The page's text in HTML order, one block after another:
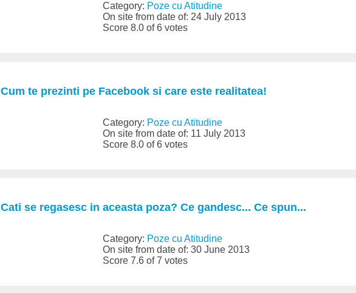
Category: Poze cu Atitudine
On site from date of: 24 July 2013
Score 8.0 of 6 votes
Cum te prezinti pe Facebook si care este realitatea!
Category: Poze cu Atitudine
On site from date of: 11 July 2013
Score 8.0 of 6 votes
Cati se regasesc in aceasta poza? Ce gandesc... Ce spun...
Category: Poze cu Atitudine
On site from date of: 30 June 2013
Score 7.6 of 7 votes